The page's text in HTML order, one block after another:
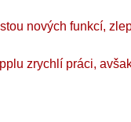
nových funkcí,
zrychlí práci,